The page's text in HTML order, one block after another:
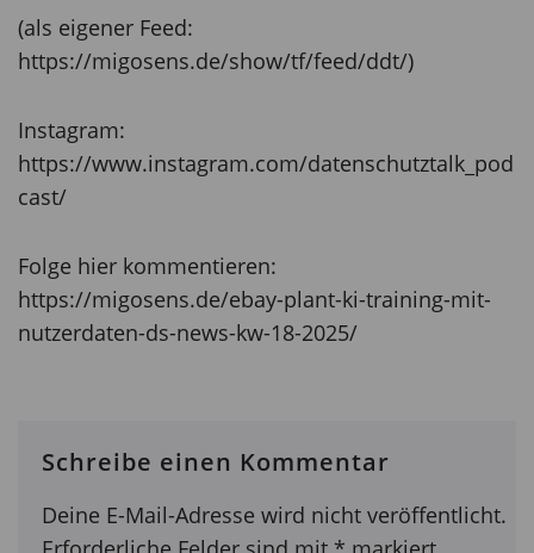
(als eigener Feed:
https://migosens.de/show/tf/feed/ddt/)
Instagram:
https://www.instagram.com/datenschutztalk_pod
cast/
Folge hier kommentieren:
https://migosens.de/ebay-plant-ki-training-mit-
nutzerdaten-ds-news-kw-18-2025/
Schreibe einen Kommentar
Deine E-Mail-Adresse wird nicht veröffentlicht.